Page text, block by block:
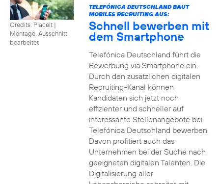
Credits: Placeit |
Montage, Ausschnitt
bearbeitet
TELEFÓNICA DEUTSCHLAND BAUT
MOBILES RECRUITING AUS:
Schnell bewerben mit
dem Smartphone
Telefónica Deutschland führt die
Bewerbung via Smartphone ein.
Durch den zusätzlichen digitalen
Recruiting-Kanal können
Kandidaten sich jetzt noch
effizienter und schneller auf
interessante Stellenangebote bei
Telefónica Deutschland bewerben.
Davon profitiert auch das
Unternehmen bei der Suche nach
geeigneten digitalen Talenten. Die
Digitalisierung aller